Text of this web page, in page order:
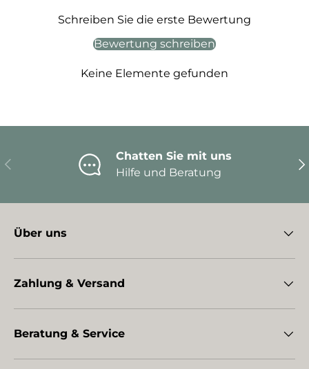
Schreiben Sie die erste Bewertung
Bewertung schreiben
Keine Elemente gefunden
Vorherige
Chatten Sie mit uns
Hilfe und Beratung
Über uns
Zahlung & Versand
Beratung & Service